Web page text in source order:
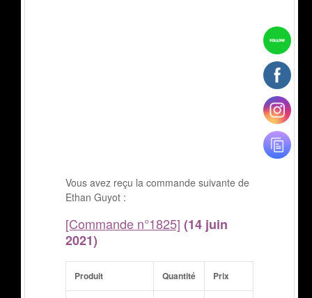
Vous avez reçu la commande suivante de
Ethan Guyot :
[Commande n°1825] (14 juin
2021)
Produit Quantité Prix